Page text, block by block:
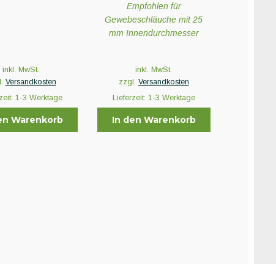
inkl. MwSt.
Versandkosten
1-3 Werktage
Warenkorb
Empfohlen für
Gewebeschläuche mit 25
mm Innendurchmesser
inkl. MwSt.
zzgl. Versandkosten
Lieferzeit: 1-3 Werktage
In den Warenkorb